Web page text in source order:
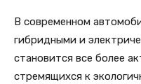
В современном
гибридными и
становится все более
стремящихся к